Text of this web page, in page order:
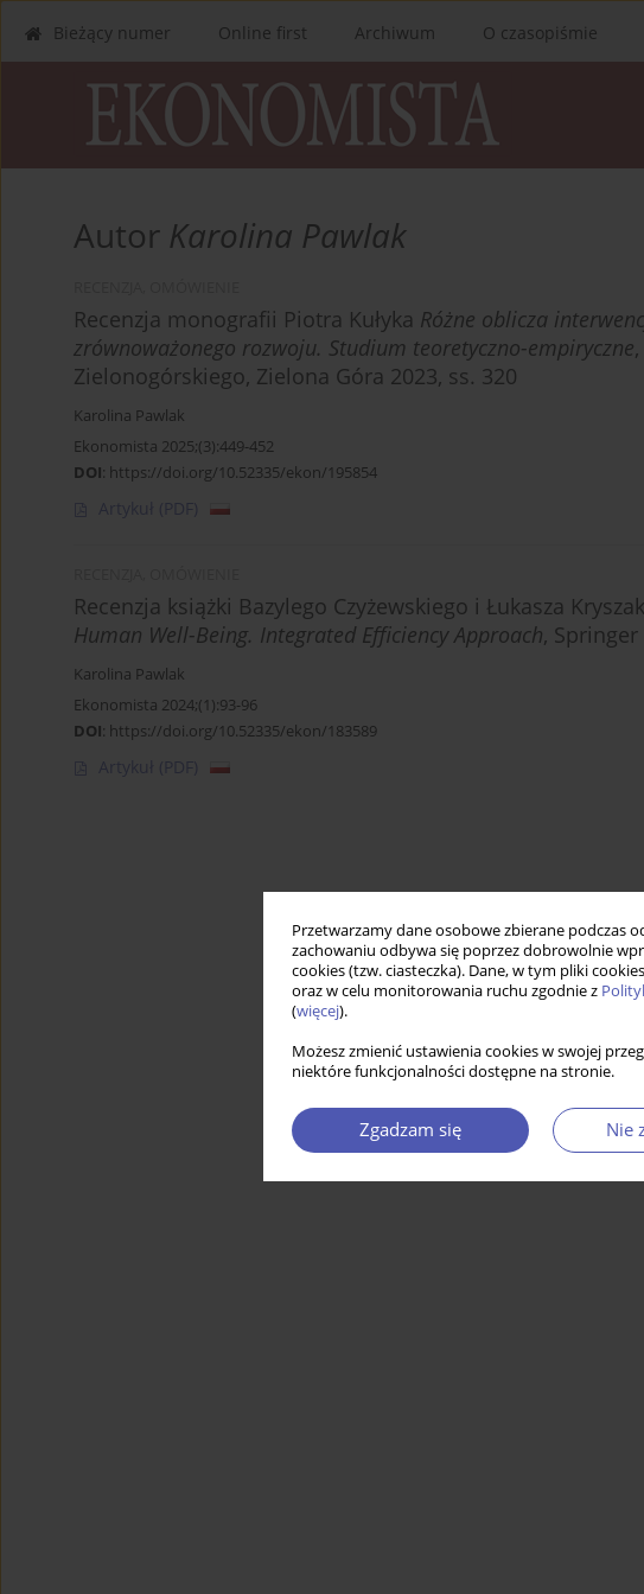
Przetwarzamy dane osobowe zbierane podczas
zachowaniu odbywa się poprzez dobrowolnie
cookies (tzw. ciasteczka). Dane, w tym pliki
oraz w celu monitorowania ruchu zgodnie z
(więcej).
Możesz zmienić ustawienia cookies w swojej
niektóre funkcjonalności dostępne na stronie.
Zgadzam się Nie
Bieżący numer Online first Archiwum O czasopiśmie
Autor Karolina Pawlak
Recenzja monografii Piotra Kułyka Różne oblicza
zrównoważonego rozwoju. Studium teoretyczno-empiryczne
Zielonogórskiego, Zielona Góra 2023, ss. 320
Karolina Pawlak
Ekonomista 2025;(3):449-452
DOI: https://doi.org/10.52335/ekon/195854
Artykuł (PDF)
Recenzja książki Bazylego Czyżewskiego i Łukasza
Human Well-Being. Integrated Efficiency Approach,
Karolina Pawlak
Ekonomista 2024;(1):93-96
DOI: https://doi.org/10.52335/ekon/183589
Artykuł (PDF)